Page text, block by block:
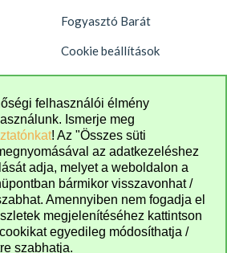
Fogyasztó Barát
Cookie beállítások
felhasználói élmény
Ismerje meg
! Az "Összes süti
az adatkezeléshez
adja, melyet a weboldalon a
bármikor visszavonhat /
Amennyiben nem fogadja el
megjelenítéséhez kattintson
egyedileg módosíthatja /
szabhatja.